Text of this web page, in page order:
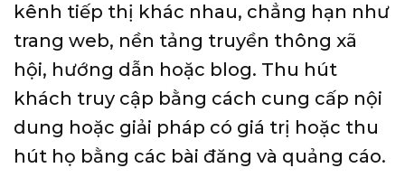
kênh tiếp thị khác nhau, chẳng hạn như
trang web, nền tảng truyền thông xã
hội, hướng dẫn hoặc blog. Thu hút
khách truy cập bằng cách cung cấp nội
dung hoặc giải pháp có giá trị hoặc thu
hút họ bằng các bài đăng và quảng cáo.